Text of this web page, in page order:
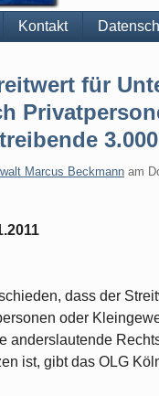
Kontakt
für
Marcus Beckmann am
dass der
oder
anderslautende
ist, gibt das OLG